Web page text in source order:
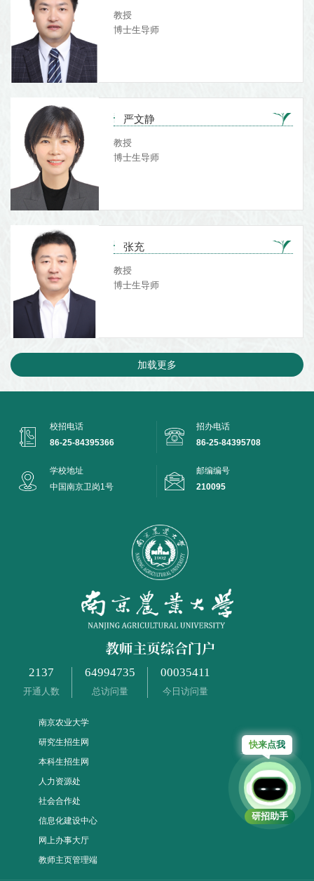
教授
博士生导师
严文静
教授
博士生导师
张充
教授
博士生导师
加载更多
校招电话
86-25-84395366
招办电话
86-25-84395708
学校地址
中国南京卫岗1号
邮编编号
210095
2137
开通人数
64994735
总访问量
00035411
今日访问量
南京农业大学
研究生招生网
本科生招生网
人力资源处
社会合作处
信息化建设中心
网上办事大厅
教师主页管理端
快来点我
研招助手